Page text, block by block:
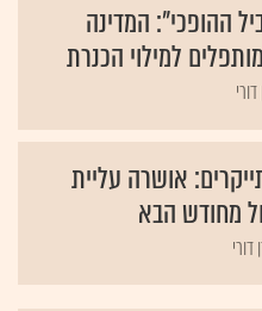
ההופכי": המדינה
למילוי הכנרת
אושרה עליית
מחודש הבא
דורי